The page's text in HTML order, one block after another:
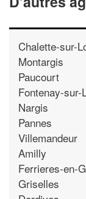
Chalette-sur-
Montargis
Paucourt
Fontenay-sur-
Nargis
Pannes
Villemandeur
Amilly
Ferrieres-en-
Griselles